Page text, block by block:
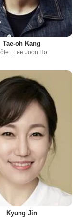
Tae-oh Kang
: Lee Joon Ho
Kyung Jin